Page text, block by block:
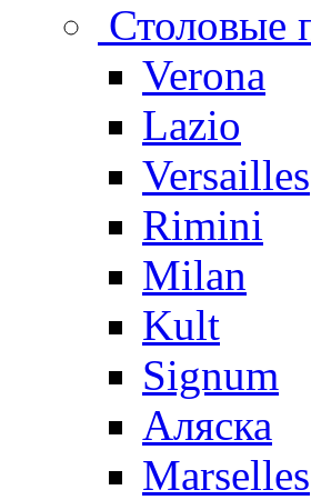
Столовые
Verona
Lazio
Versailles
Rimini
Milan
Kult
Signum
Аляска
Marselles